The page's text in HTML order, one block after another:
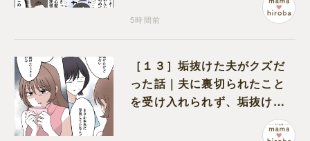
5時間前
［１３］垢抜けた夫がクズだ
った話｜夫に裏切られたこと
を受け入れられず、垢抜けた
ことが関係しているのかと嘆